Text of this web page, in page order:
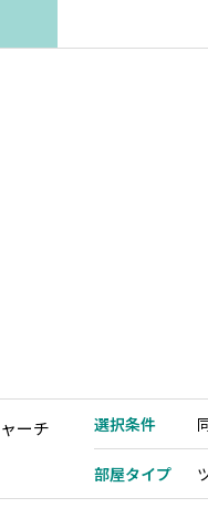
ーチ
選択条件
部屋タイプ